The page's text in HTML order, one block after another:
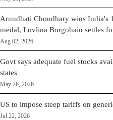
Arundhati Choudhary wins India's
medal, Lovlina Borgohain settles
Aug 02, 2026
Govt says adequate fuel stocks
states
May 26, 2026
US to impose steep tariffs on
Jul 22, 2026